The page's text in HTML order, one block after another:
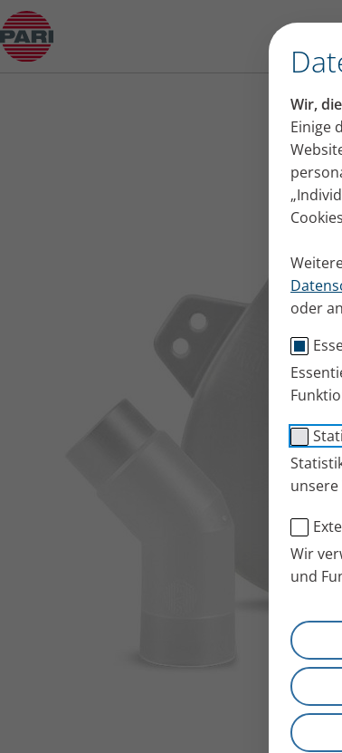
Wir,
Einige
oder
Wir
und
Produktberater